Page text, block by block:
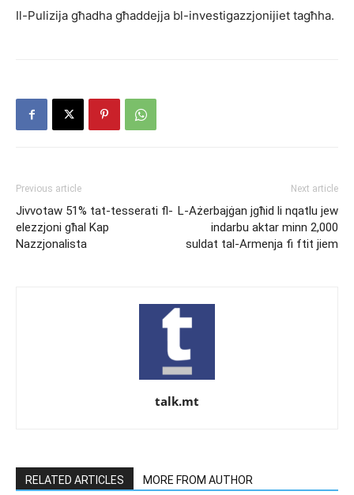
Il-Pulizija għadha għaddejja bl-investigazzjonijiet tagħha.
Previous article
Jivvotaw 51% tat-tesserati fl-
elezzjoni għal Kap
Nazzjonalista
Next article
L-Ażerbajġan jgħid li nqatlu jew
indarbu aktar minn 2,000
suldat tal-Armenja fi ftit jiem
talk.mt
RELATED ARTICLES MORE FROM AUTHOR